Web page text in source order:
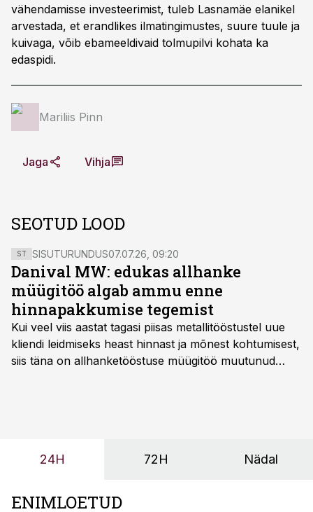
vähendamisse investeerimist, tuleb Lasnamäe elanikel
arvestada, et erandlikes ilmatingimustes, suure tuule ja
kuivaga, võib ebameeldivaid tolmupilvi kohata ka
edaspidi.
Mariliis Pinn
Jaga Vihja
SEOTUD LOOD
ST SISUTURUNDUS07.07.26, 09:20
Danival MW: edukas allhanke
müügitöö algab ammu enne
hinnapakkumise tegemist
Kui veel viis aastat tagasi piisas metallitööstustel uue
kliendi leidmiseks heast hinnast ja mõnest kohtumisest,
siis täna on allhanketööstuse müügitöö muutunud
24H 72H Nädal
ENIMLOETUD